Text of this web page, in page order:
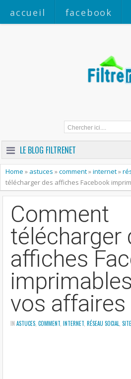
accueil facebook
LE BLOG FILTRENET
Home » astuces »comment»internet»
télécharger des affiches Facebook
Comment
télécharger
affiches
vos affaires
IN ASTUCES COMMENT INTERNET RÉSEAU SOCIAL